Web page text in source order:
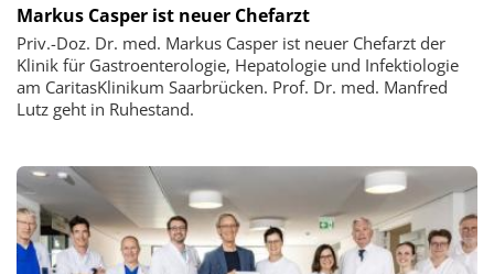
Markus Casper ist neuer Chefarzt
Priv.-Doz. Dr. med. Markus Casper ist neuer Chefarzt der
Klinik für Gastroenterologie, Hepatologie und Infektiologie
am CaritasKlinikum Saarbrücken. Prof. Dr. med. Manfred
Lutz geht in Ruhestand.